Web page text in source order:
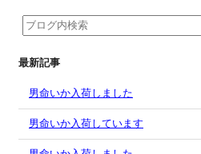
最新記事
男命いか入荷しました
男命いか入荷しています